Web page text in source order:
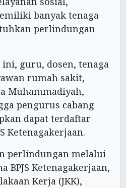
banyak tenaga
perlindungan
guru, dosen, tenaga
rumah sakit,
Muhammadiyah,
pengurus cabang
dapat terdaftar
Ketenagakerjaan.
perlindungan melalui
BPJS Ketenagakerjaan,
Kerja (JKK),